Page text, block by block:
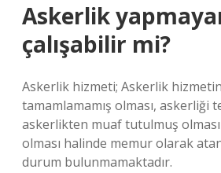
Askerlik
çalışabilir mi?
Askerlik hizmeti; Askerlik
tamamlamamış olması, askerliği
askerlikten muaf tutulmuş olması
olması halinde memur olarak
durum bulunmamaktadır.